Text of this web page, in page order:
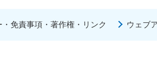
免責事項・著作権・リンク ウェブ